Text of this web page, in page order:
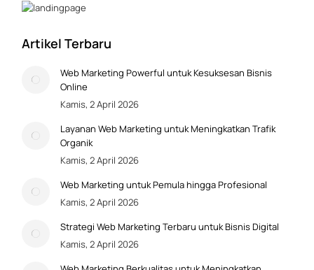
Artikel Terbaru
Web Marketing Powerful untuk Kesuksesan Bisnis
Online
Kamis, 2 April 2026
Layanan Web Marketing untuk Meningkatkan Trafik
Organik
Kamis, 2 April 2026
Web Marketing untuk Pemula hingga Profesional
Kamis, 2 April 2026
Strategi Web Marketing Terbaru untuk Bisnis Digital
Kamis, 2 April 2026